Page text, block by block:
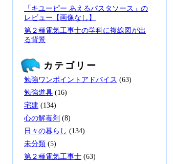
「キユーピー あえるパスタソース」の
レビュー【画像なし】
第２種電気工事士の学科に複線図が出
る背景
カテゴリー
勉強ワンポイントアドバイス (63)
勉強道具 (16)
宅建 (134)
心の解毒剤 (8)
日々の暮らし (134)
未分類 (5)
第２種電気工事士 (63)